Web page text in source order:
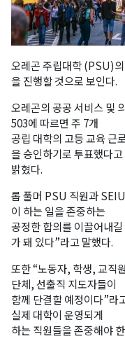
오레곤 주립대학 (PSU)
을 진행할 것으로 보인다.
오레곤의 공공 서비스 및
503에 따르면 주 7개
공립 대학의 고등 교육 근
을 승인하기로 투표했다고
밝혔다.
롭 풀머 PSU 직원과
이 하는 일을 존중하는
공정한 합의를 이끌어내
가 돼 있다”라고 말했다.
또한 “노동자, 학생, 교직
단체, 선출직 지도자들이
함께 단결할 예정이다”라
실제 대학이 운영되게
하는 직원들을 존중해야